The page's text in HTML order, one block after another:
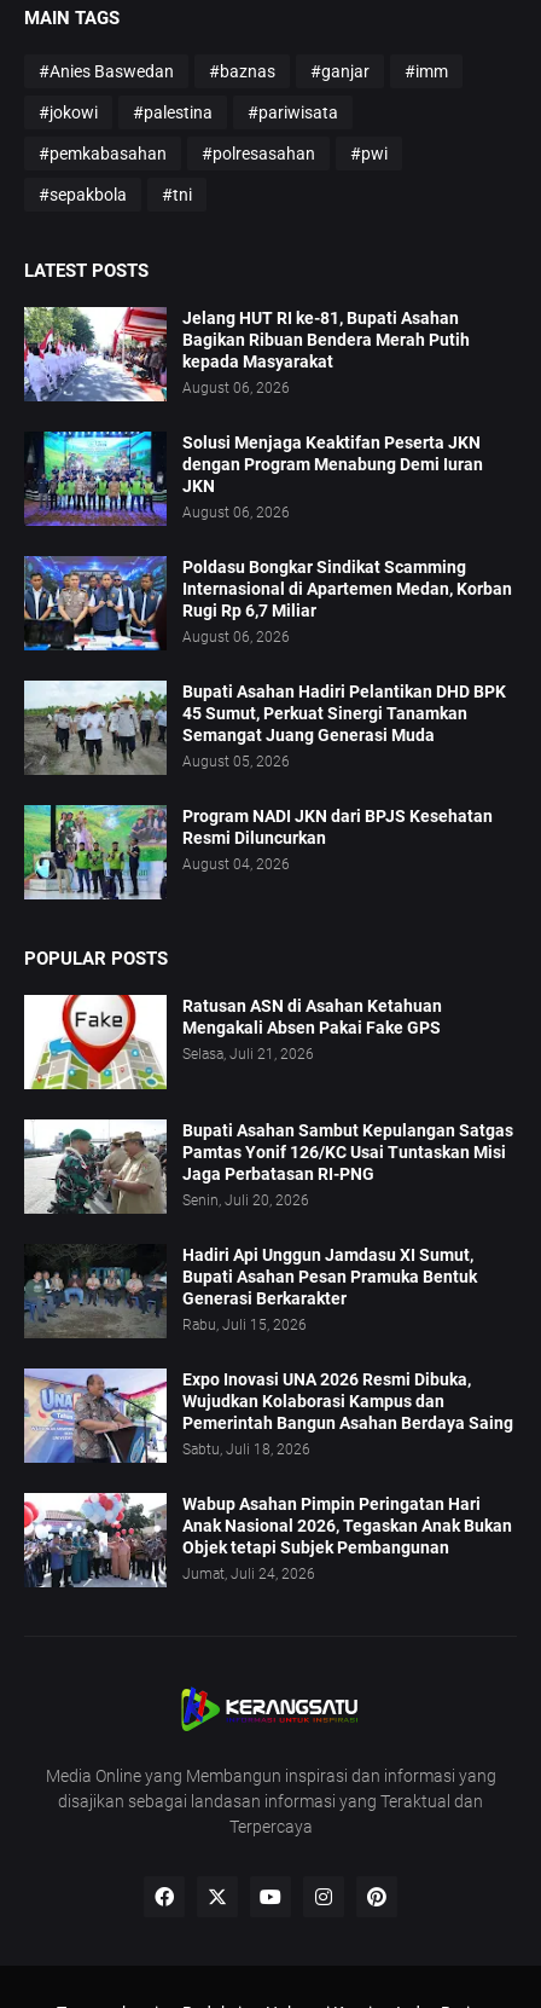
MAIN TAGS
#Anies Baswedan #baznas #ganjar #imm
#jokowi #palestina #pariwisata
#pemkabasahan #polresasahan #pwi
#sepakbola #tni
LATEST POSTS
Jelang HUT RI ke-81, Bupati Asahan
Bagikan Ribuan Bendera Merah Putih
kepada Masyarakat
August 06, 2026
Solusi Menjaga Keaktifan Peserta JKN
dengan Program Menabung Demi Iuran
JKN
August 06, 2026
Poldasu Bongkar Sindikat Scamming
Internasional di Apartemen Medan, Korban
Rugi Rp 6,7 Miliar
August 06, 2026
Bupati Asahan Hadiri Pelantikan DHD BPK
45 Sumut, Perkuat Sinergi Tanamkan
Semangat Juang Generasi Muda
August 05, 2026
Program NADI JKN dari BPJS Kesehatan
Resmi Diluncurkan
August 04, 2026
POPULAR POSTS
Ratusan ASN di Asahan Ketahuan
Mengakali Absen Pakai Fake GPS
Selasa, Juli 21, 2026
Bupati Asahan Sambut Kepulangan Satgas
Pamtas Yonif 126/KC Usai Tuntaskan Misi
Jaga Perbatasan RI-PNG
Senin, Juli 20, 2026
Hadiri Api Unggun Jamdasu XI Sumut,
Bupati Asahan Pesan Pramuka Bentuk
Generasi Berkarakter
Rabu, Juli 15, 2026
Expo Inovasi UNA 2026 Resmi Dibuka,
Wujudkan Kolaborasi Kampus dan
Pemerintah Bangun Asahan Berdaya Saing
Sabtu, Juli 18, 2026
Wabup Asahan Pimpin Peringatan Hari
Anak Nasional 2026, Tegaskan Anak Bukan
Objek tetapi Subjek Pembangunan
Jumat, Juli 24, 2026
Media Online yang Membangun inspirasi dan informasi yang
disajikan sebagai landasan informasi yang Teraktual dan
Terpercaya